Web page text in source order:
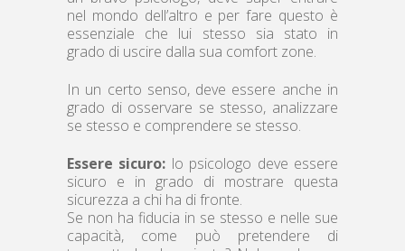
nel mondo dell’altro e per fare questo è
essenziale che lui stesso sia stato in
grado di uscire dalla sua comfort zone.
In un certo senso, deve essere anche in
grado di osservare se stesso, analizzare
se stesso e comprendere se stesso.
Essere sicuro: lo psicologo deve essere
sicuro e in grado di mostrare questa
sicurezza a chi ha di fronte.
Se non ha fiducia in se stesso e nelle sue
capacità, come può pretendere di